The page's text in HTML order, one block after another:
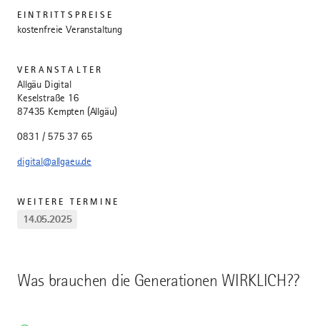
Was brauchen die Generationen WIRKLICH??
EINTRITTSPREISE
kostenfreie Veranstaltung
VERANSTALTER
Allgäu Digital
Keselstraße 16
87435 Kempten (Allgäu)
0831 / 575 37 65
digital@allgaeu.de
WEITERE TERMINE
14.05.2025